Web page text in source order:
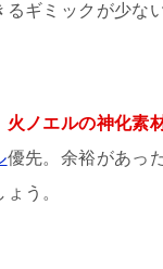
るギミックが少な
火ノエルの神化素
優先。余裕があっ
う。